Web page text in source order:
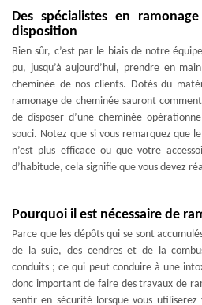
Des spécialistes en
disposition
Bien sûr, c’est par le biais de notre
pu, jusqu’à aujourd’hui, prendre en
cheminée de nos clients. Dotés du
ramonage de cheminée sauront
de disposer d’une cheminée
souci. Notez que si vous remarquez que
n’est plus efficace ou que votre
d’habitude, cela signifie que vous devez
Pourquoi il est nécessaire de
Parce que les dépôts qui se sont
de la suie, des cendres et de la
conduits ; ce qui peut conduire à une
donc important de faire des travaux de
sentir en sécurité lorsque vous utiliserez